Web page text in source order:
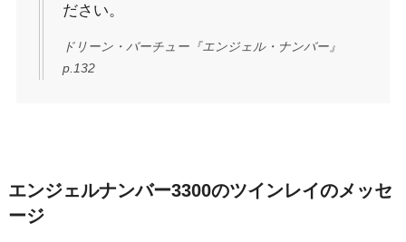
ださい。
ドリーン・バーチュー『エンジェル・ナンバー』
p.132
エンジェルナンバー3300のツインレイのメッセ
ージ